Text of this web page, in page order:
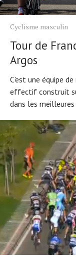
Cyclisme masculin
Tour de
Argos
C'est une équipe
effectif construit
dans les